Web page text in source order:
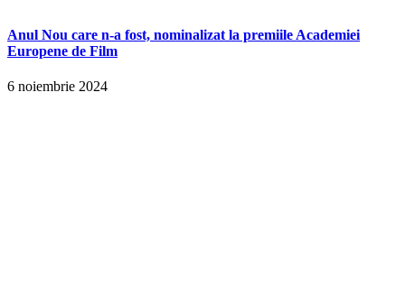
Anul Nou care n-a fost, nominalizat la premiile Academiei
Europene de Film
6 noiembrie 2024